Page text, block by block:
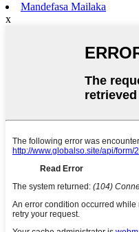
Mandefasa Mailaka
x